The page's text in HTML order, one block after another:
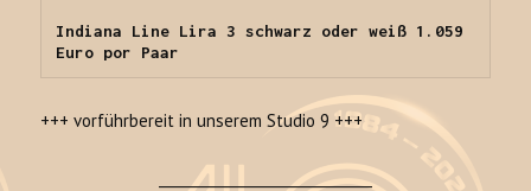
Indiana Line Lira 3 schwarz oder weiß 1.059
Euro por Paar
+++ vorführbereit in unserem Studio 9 +++
______________________________